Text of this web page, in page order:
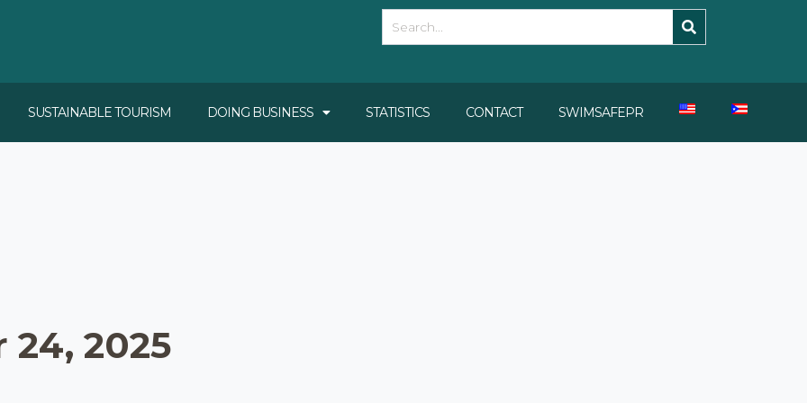
SUSTAINABLE TOURISM DOING BUSINESS STATISTICS CONTACT SWIMSAFEPR
2025